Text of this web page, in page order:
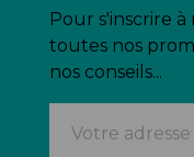
Pour s'inscrire
toutes nos
nos conseils...